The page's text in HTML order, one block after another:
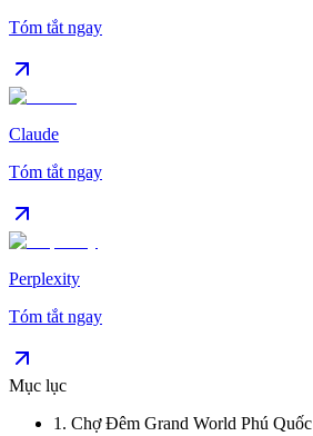
Tóm tắt ngay
Claude
Tóm tắt ngay
Perplexity
Tóm tắt ngay
Mục lục
1 . Chợ Đêm Grand World Phú Quốc